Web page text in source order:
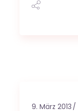
9. März 2013